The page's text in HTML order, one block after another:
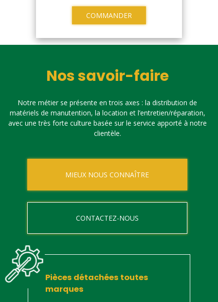
COMMANDER
Nos savoir-faire
Notre métier se présente en trois axes : la distribution de
matériels de manutention, la location et l’entretien/réparation,
avec une très forte culture basée sur le service apporté à notre
clientèle.
MIEUX NOUS CONNAÎTRE
CONTACTEZ-NOUS
Pièces détachées toutes
marques